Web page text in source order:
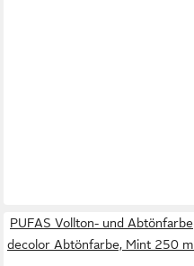
PUFAS Vollton- und Abtönfarbe
decolor Abtönfarbe, Mint 250 ml